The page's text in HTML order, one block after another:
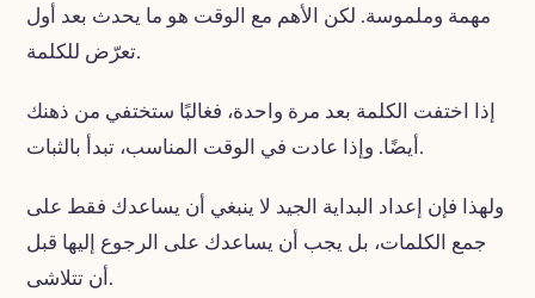
مهمة وملموسة. لكن الأهم مع الوقت هو ما يحدث بعد أول
تعرّض للكلمة.
إذا اختفت الكلمة بعد مرة واحدة، فغالبًا ستختفي من ذهنك
أيضًا. وإذا عادت في الوقت المناسب، تبدأ بالثبات.
ولهذا فإن إعداد البداية الجيد لا ينبغي أن يساعدك فقط على
جمع الكلمات، بل يجب أن يساعدك على الرجوع إليها قبل
أن تتلاشى.